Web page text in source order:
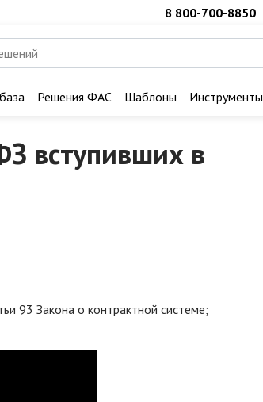
8 800-700-8850
Решения ФАС Шаблоны Инструменты
вступивших в
93 Закона о контрактной системе;